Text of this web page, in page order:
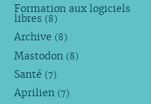
Formation aux logiciels
libres (8)
Archive (8)
Mastodon (8)
Santé (7)
Aprilien (7)